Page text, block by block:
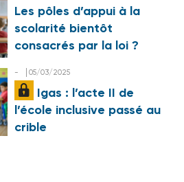
Les pôles d’appui à la
scolarité bientôt
consacrés par la loi ?
- 05/03/2025
Igas : l’acte II de
l’école inclusive passé au
crible